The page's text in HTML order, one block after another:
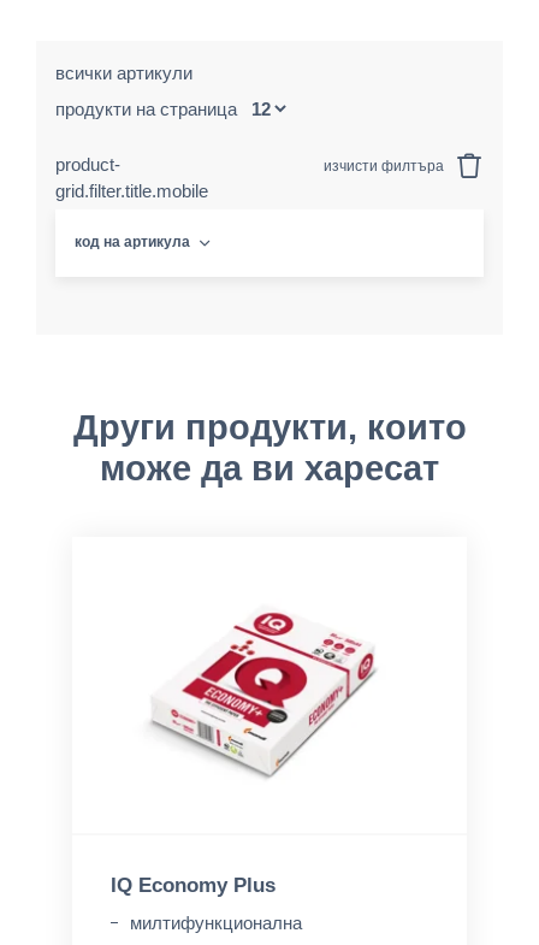
всички артикули
продукти на страница
product-
grid.filter.title.mobile
изчисти филтъра
код на артикула
Други продукти, които
може да ви харесат
IQ Economy Plus
милтифункционална